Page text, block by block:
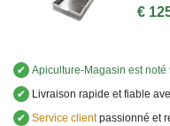
€
✔ Apiculture-Magasin est noté
✔
Livraison rapide et fiable
✔ Service clientpassionné et